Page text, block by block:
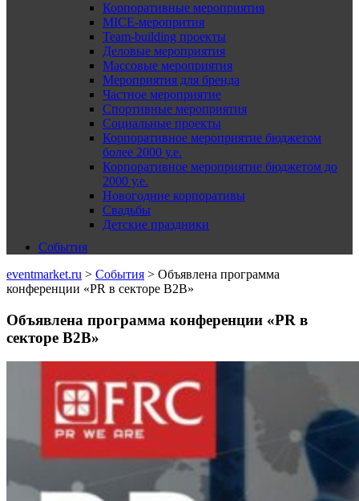
Корпоративные мероприятия
MICE-меропрития
Team-building проекты
Деловые мероприятия
Массовые мероприятия
Мероприятия для бренда
Частное мероприятие
Спортивные мероприятия
Социальные проекты
Корпоративное мероприятие бюджетом
более 2000 у.е.
Корпоративное мероприятие бюджетом до
2000 у.е.
Новогодние корпоративы
Свадьбы
Детские праздники
События
eventmarket.ru > События > Объявлена программа
конференции «PR в секторе B2B»
Объявлена программа конференции «PR в
секторе B2B»